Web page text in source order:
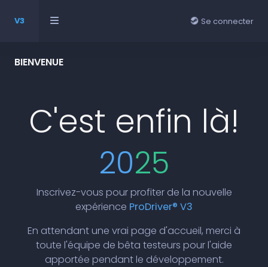
V3 Se connecter
BIENVENUE
C'est enfin là!
2025
Inscrivez-vous pour profiter de la nouvelle
expérience ProDriver® V3
En attendant une vrai page d'accueil, merci à
toute l'équipe de bêta testeurs pour l'aide
apportée pendant le développement.